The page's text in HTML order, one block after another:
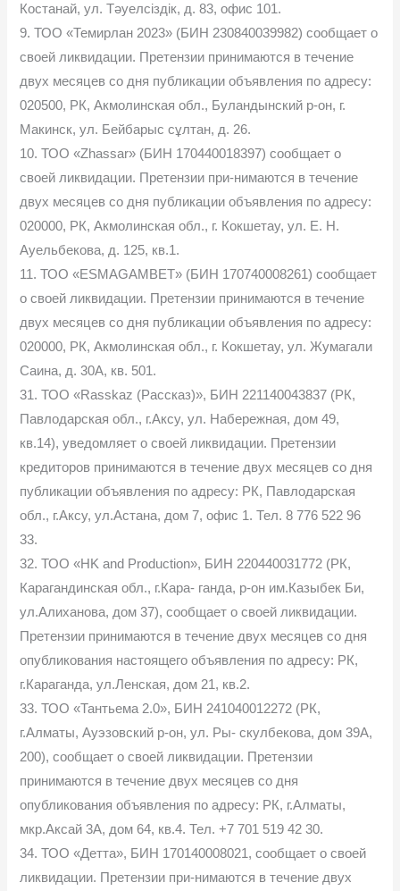
Костанай, ул. Тәуелсіздік, д. 83, офис 101.
9. ТОО «Темирлан 2023» (БИН 230840039982) сообщает о
своей ликвидации. Претензии принимаются в течение
двух месяцев со дня публикации объявления по адресу:
020500, РК, Акмолинская обл., Буландынский р-он, г.
Макинск, ул. Бейбарыс сұлтан, д. 26.
10. ТОО «Zhassar» (БИН 170440018397) сообщает о
своей ликвидации. Претензии при-нимаются в течение
двух месяцев со дня публикации объявления по адресу:
020000, РК, Акмолинская обл., г. Кокшетау, ул. Е. Н.
Ауельбекова, д. 125, кв.1.
11. ТОО «ESMAGAMBET» (БИН 170740008261) сообщает
о своей ликвидации. Претензии принимаются в течение
двух месяцев со дня публикации объявления по адресу:
020000, РК, Акмолинская обл., г. Кокшетау, ул. Жумагали
Cаина, д. 30А, кв. 501.
31. ТОО «Rasskaz (Рассказ)», БИН 221140043837 (РК,
Павлодарская обл., г.Аксу, ул. Набережная, дом 49,
кв.14), уведомляет о своей ликвидации. Претензии
кредиторов принимаются в течение двух месяцев со дня
публикации объявления по адресу: РК, Павлодарская
обл., г.Аксу, ул.Астана, дом 7, офис 1. Тел. 8 776 522 96
33.
32. ТОО «HK and Production», БИН 220440031772 (РК,
Карагандинская обл., г.Кара- ганда, р-он им.Казыбек Би,
ул.Алиханова, дом 37), сообщает о своей ликвидации.
Претензии принимаются в течение двух месяцев со дня
опубликования настоящего объявления по адресу: РК,
г.Караганда, ул.Ленская, дом 21, кв.2.
33. ТОО «Тантьема 2.0», БИН 241040012272 (РК,
г.Алматы, Ауэзовский р-он, ул. Ры- скулбекова, дом 39А,
200), сообщает о своей ликвидации. Претензии
принимаются в течение двух месяцев со дня
опубликования объявления по адресу: РК, г.Алматы,
мкр.Аксай 3А, дом 64, кв.4. Тел. +7 701 519 42 30.
34. ТОО «Детта», БИН 170140008021, сообщает о своей
ликвидации. Претензии при-нимаются в течение двух